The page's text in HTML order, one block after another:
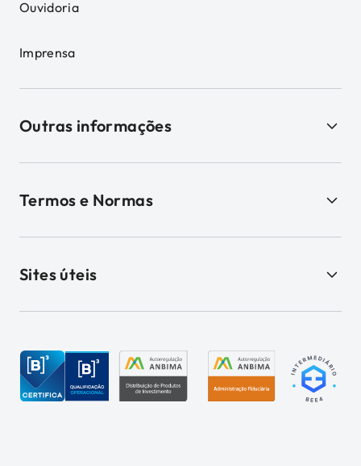
Ouvidoria
Imprensa
Outras informações
Termos e Normas
Sites úteis